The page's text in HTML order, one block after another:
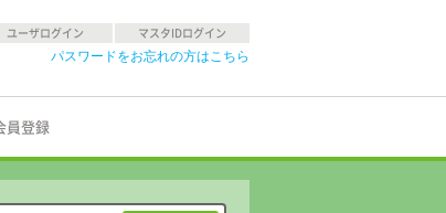
ユーザログイン マスタIDログイン
パスワードをお忘れの方はこちら
員登録